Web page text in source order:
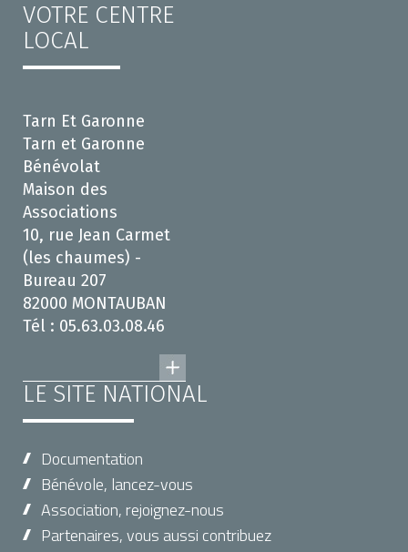
VOTRE CENTRE
LOCAL
Tarn Et Garonne
Tarn et Garonne
Bénévolat
Maison des
Associations
10, rue Jean Carmet
(les chaumes) -
Bureau 207
82000 MONTAUBAN
Tél : 05.63.03.08.46
LE SITE NATIONAL
Documentation
Bénévole, lancez-vous
Association, rejoignez-nous
Partenaires, vous aussi contribuez